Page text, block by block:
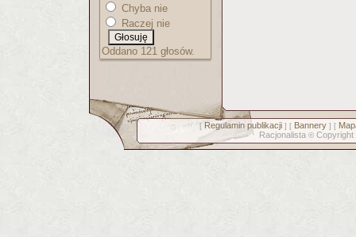
Chyba nie
Raczej nie
Oddano 121 głosów.
[ Regulamin publikacji] [ Bannery] [
Racjonalista © Copyright